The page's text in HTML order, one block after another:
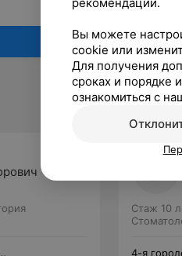
Стаж 10
4-я
Вы можете
cookie или
Для получения
сроках и порядке
ознакомиться с